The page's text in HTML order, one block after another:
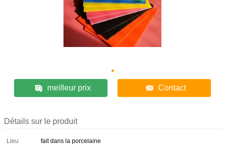
meilleur prix Contact
Détails sur le produit
Lieu
fait dans la porcelaine